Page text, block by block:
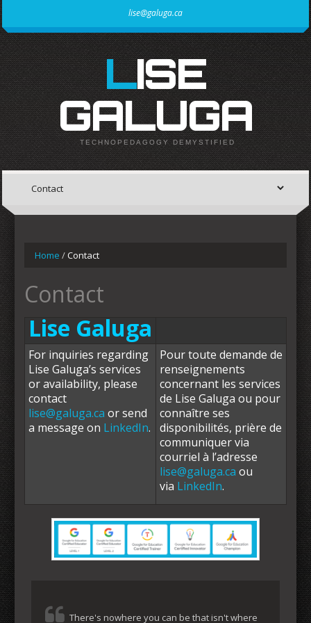
lise@galuga.ca
LISE
GALUGA
TECHNOPEDAGOGY DEMYSTIFIED
Home /Contact
Contact
Lise Galuga
For inquiries regarding
Lise Galuga’s services
or availability, please
contact
lise@galuga.ca or send
a message on LinkedIn.
Pour toute demande de
renseignements
concernant les services
de Lise Galuga ou pour
connaître ses
disponibilités, prière de
communiquer via
courriel à l’adresse
lise@galuga.ca ou
via LinkedIn.
There's nowhere you can be that isn't where